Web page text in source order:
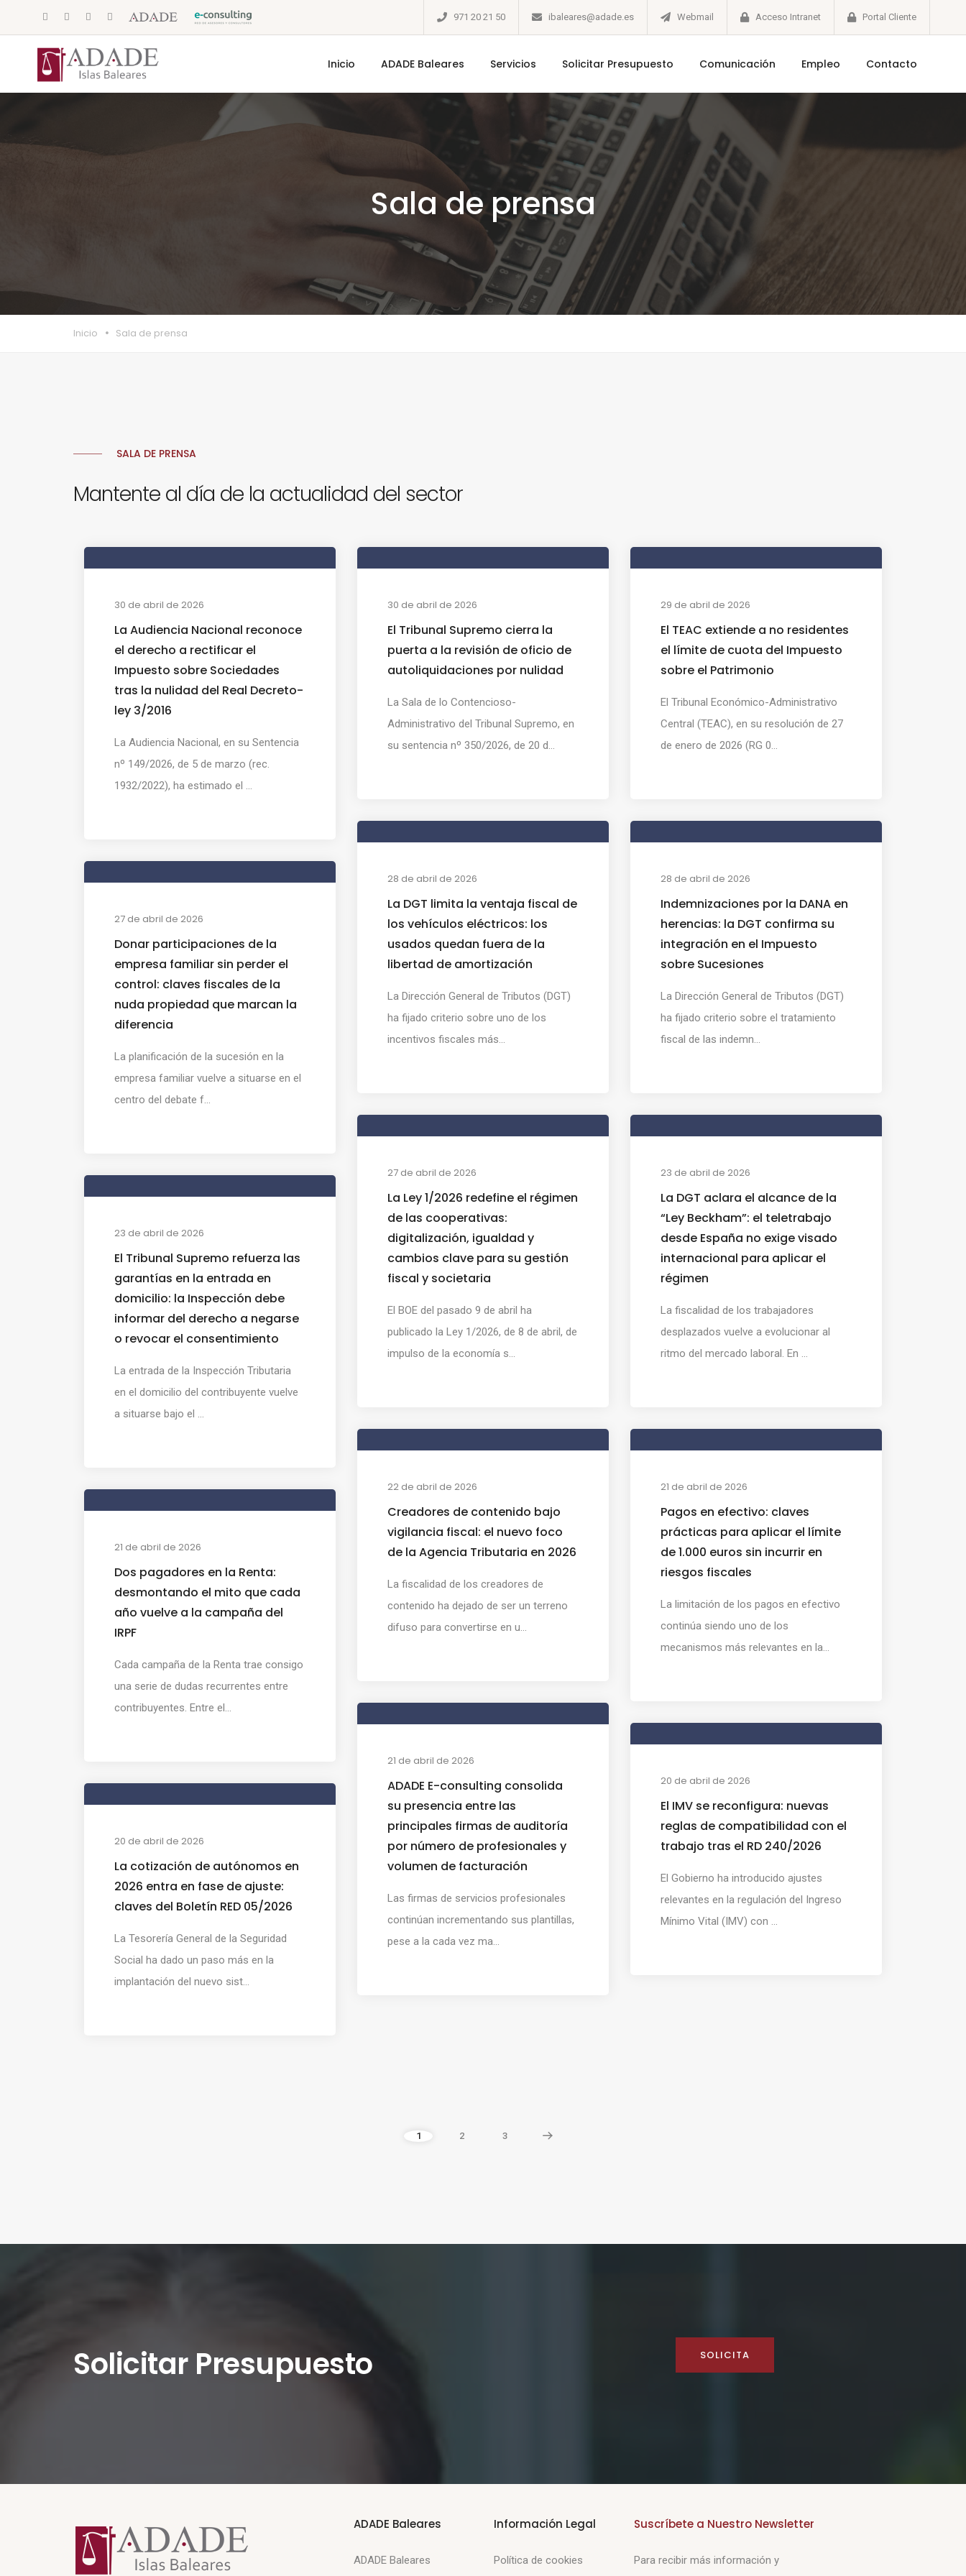
971 20 21 50 ibaleares@adade.es Webmail Acceso Intranet Portal Cliente
Inicio ADADE Baleares Servicios Solicitar Presupuesto Comunicación Empleo Contacto
Sala de prensa
Inicio Sala de prensa
SALA DE PRENSA
Mantente al día de la actualidad del sector
30 de abril de 2026
La Audiencia Nacional reconoce
el derecho a rectificar el
Impuesto sobre Sociedades
tras la nulidad del Real Decreto-
ley 3/2016
La Audiencia Nacional, en su Sentencia
nº 149/2026, de 5 de marzo (rec.
1932/2022), ha estimado el ...
30 de abril de 2026
El Tribunal Supremo cierra la
puerta a la revisión de oficio de
autoliquidaciones por nulidad
La Sala de lo Contencioso-
Administrativo del Tribunal Supremo, en
su sentencia nº 350/2026, de 20 d...
29 de abril de 2026
El TEAC extiende a no residentes
el límite de cuota del Impuesto
sobre el Patrimonio
El Tribunal Económico-Administrativo
Central (TEAC), en su resolución de 27
de enero de 2026 (RG 0...
28 de abril de 2026
La DGT limita la ventaja fiscal de
los vehículos eléctricos: los
usados quedan fuera de la
libertad de amortización
La Dirección General de Tributos (DGT)
ha fijado criterio sobre uno de los
incentivos fiscales más...
28 de abril de 2026
Indemnizaciones por la DANA en
herencias: la DGT confirma su
integración en el Impuesto
sobre Sucesiones
La Dirección General de Tributos (DGT)
ha fijado criterio sobre el tratamiento
fiscal de las indemn...
27 de abril de 2026
Donar participaciones de la
empresa familiar sin perder el
control: claves fiscales de la
nuda propiedad que marcan la
diferencia
La planificación de la sucesión en la
empresa familiar vuelve a situarse en el
centro del debate f...
27 de abril de 2026
La Ley 1/2026 redefine el régimen
de las cooperativas:
digitalización, igualdad y
cambios clave para su gestión
fiscal y societaria
El BOE del pasado 9 de abril ha
publicado la Ley 1/2026, de 8 de abril, de
impulso de la economía s...
23 de abril de 2026
La DGT aclara el alcance de la
“Ley Beckham”: el teletrabajo
desde España no exige visado
internacional para aplicar el
régimen
La fiscalidad de los trabajadores
desplazados vuelve a evolucionar al
ritmo del mercado laboral. En ...
23 de abril de 2026
El Tribunal Supremo refuerza las
garantías en la entrada en
domicilio: la Inspección debe
informar del derecho a negarse
o revocar el consentimiento
La entrada de la Inspección Tributaria
en el domicilio del contribuyente vuelve
a situarse bajo el ...
22 de abril de 2026
Creadores de contenido bajo
vigilancia fiscal: el nuevo foco
de la Agencia Tributaria en 2026
La fiscalidad de los creadores de
contenido ha dejado de ser un terreno
difuso para convertirse en u...
21 de abril de 2026
Pagos en efectivo: claves
prácticas para aplicar el límite
de 1.000 euros sin incurrir en
riesgos fiscales
La limitación de los pagos en efectivo
continúa siendo uno de los
mecanismos más relevantes en la...
21 de abril de 2026
Dos pagadores en la Renta:
desmontando el mito que cada
año vuelve a la campaña del
IRPF
Cada campaña de la Renta trae consigo
una serie de dudas recurrentes entre
contribuyentes. Entre el...
21 de abril de 2026
ADADE E-consulting consolida
su presencia entre las
principales firmas de auditoría
por número de profesionales y
volumen de facturación
Las firmas de servicios profesionales
continúan incrementando sus plantillas,
pese a la cada vez ma...
20 de abril de 2026
El IMV se reconfigura: nuevas
reglas de compatibilidad con el
trabajo tras el RD 240/2026
El Gobierno ha introducido ajustes
relevantes en la regulación del Ingreso
Mínimo Vital (IMV) con ...
20 de abril de 2026
La cotización de autónomos en
2026 entra en fase de ajuste:
claves del Boletín RED 05/2026
La Tesorería General de la Seguridad
Social ha dado un paso más en la
implantación del nuevo sist...
1 2 3
Solicitar Presupuesto SOLICITA
ADADE Baleares
ADADE Baleares
Información Legal
Política de cookies
Suscríbete a Nuestro Newsletter
Para recibir más información y